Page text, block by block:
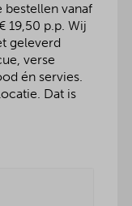
bestellen vanaf
19,50 p.p. Wij
geleverd
verse
én servies.
Dat is